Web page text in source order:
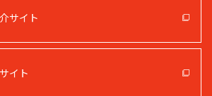
サイト
イト